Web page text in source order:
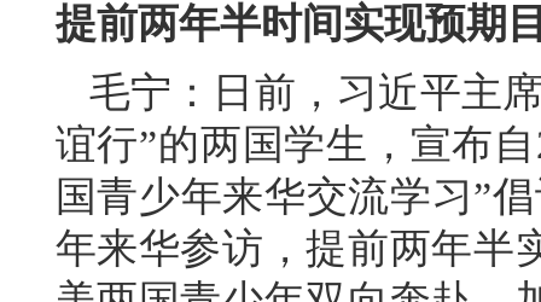
提前两年半时间实现预期
毛宁：日前，习近平主
谊行”的两国学生，宣布
国青少年来华交流学习”
年来华参访，提前两年半